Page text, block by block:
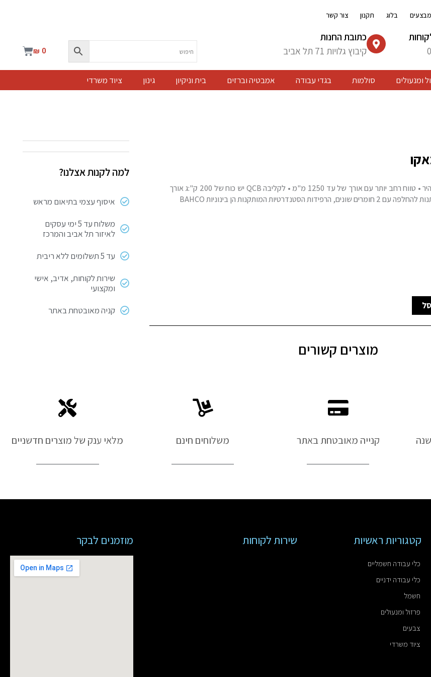
מבצעים בלוג תקנון צור קשר
כתובת החנות
קיבוץ גלויות 71 תל אביב
₪ 0
עגלת
ומנעולים סולמות בגדי עבודה אמבטיה וברזים בית וניקיון גינון ציוד משרדי
קליבה מהירה עם שחרור מהיר • טווח רחב יותר עם אורך של עד 1250 מ"מ • לקליבה QCB יש כוח של 200 ק":ג אורך
למה לקנות אצלנו?
איסוף עצמי בתיאום מראש
משלוח עד 5 ימי עסקים
לאיזור תל אביב והמרכז
עד 5 תשלומים ללא ריבית
שירות לקוחות, אדיב, אישי
ומקצועי
קניה מאובטחת באתר
מוצרים קשורים
קנייה מאובטחת באתר משלוחים חינם מלאי ענק של מוצרים חדשניים
קטגוריות ראשיות
כלי עבודה חשמליים
כלי עבודה ידניים
חשמל
פרזול ומנעולים
צבעים
ציוד משרדי
שירות לקוחות מוזמנים לבקר